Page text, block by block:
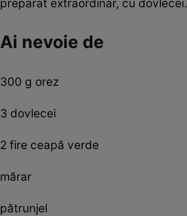
preparat extraordinar, cu dovlecei.
Ai nevoie de
300 g orez
3 dovlecei
2 fire ceapă verde
mărar
pătrunjel